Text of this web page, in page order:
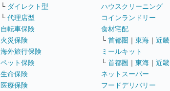
└ ダイレクト型
└ 代理店型
自転車保険
火災保険
海外旅行保険
ペット保険
生命保険
医療保険
ハウスクリーニング
コインランドリー
食材宅配
└ 首都圏 ｜ 東海 ｜ 近畿
ミールキット
└ 首都圏 ｜ 東海 ｜ 近畿
ネットスーパー
フードデリバリー